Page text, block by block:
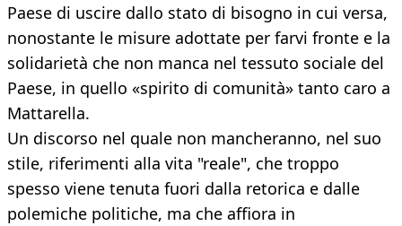
Paese di uscire dallo stato di bisogno in cui versa,
nonostante le misure adottate per farvi fronte e la
solidarietà che non manca nel tessuto sociale del
Paese, in quello «spirito di comunità» tanto caro a
Mattarella.
Un discorso nel quale non mancheranno, nel suo
stile, riferimenti alla vita "reale", che troppo
spesso viene tenuta fuori dalla retorica e dalle
polemiche politiche, ma che affiora in